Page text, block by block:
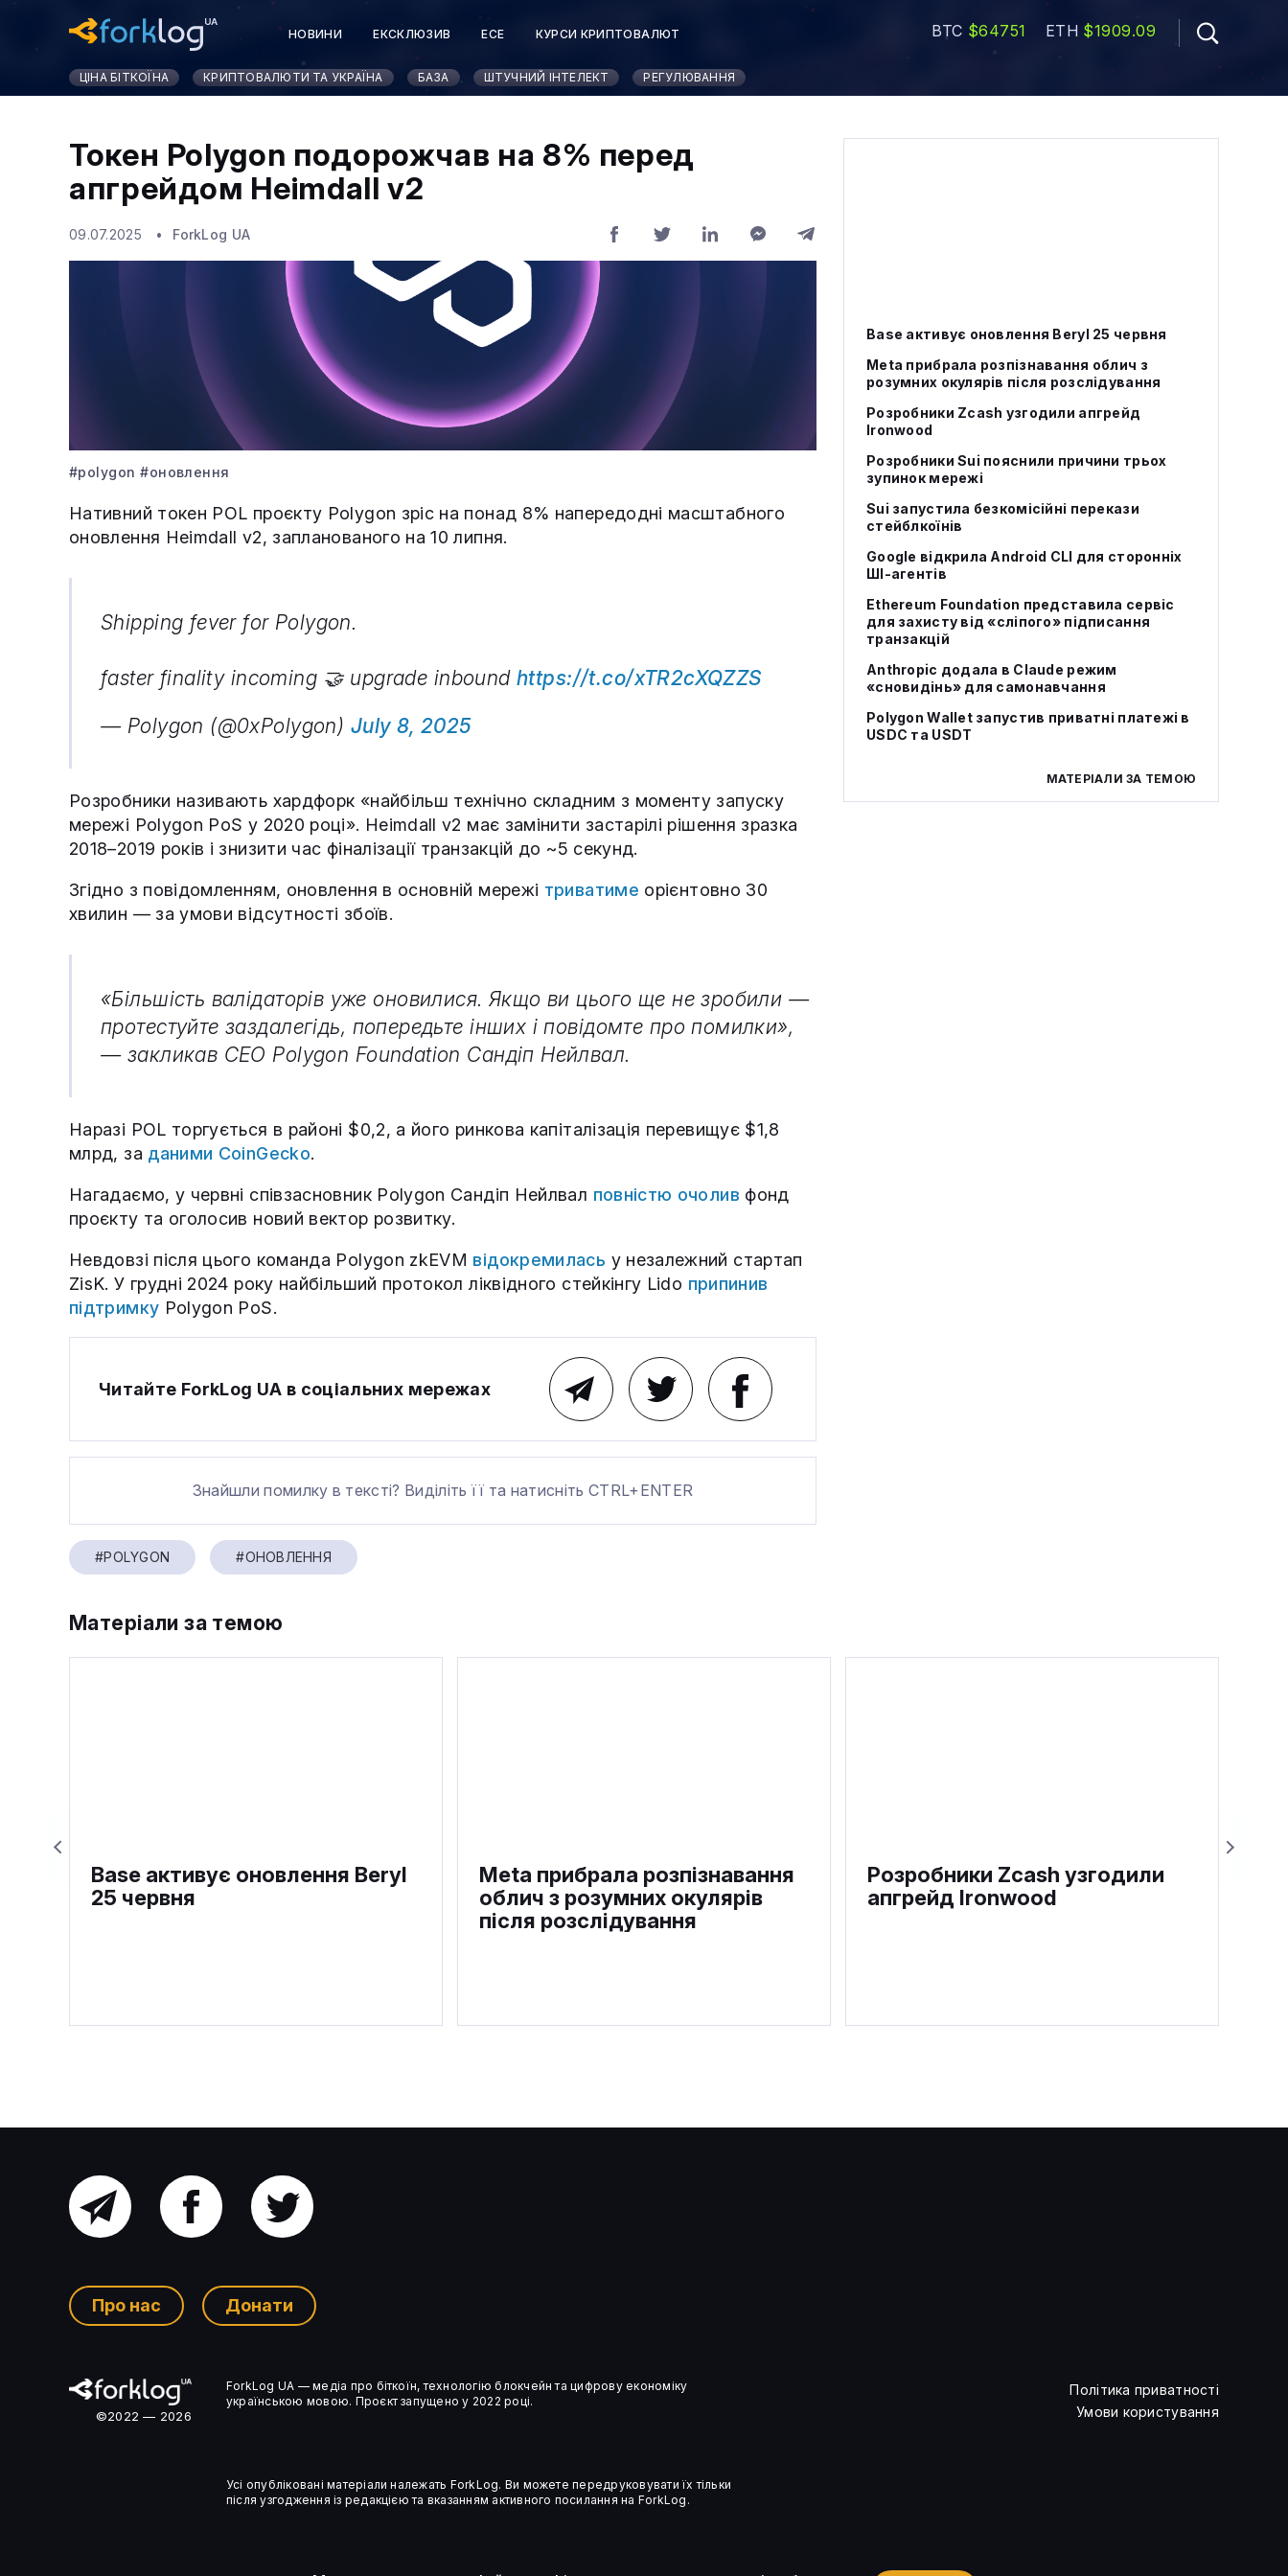
НОВИНИ ЕКСКЛЮЗИВ ЕСЕ КУРСИ КРИПТОВАЛЮТ BTC $64751 ETH $1909.09
ЦІНА БІТКОЇНА КРИПТОВАЛЮТИ ТА УКРАЇНА БАЗА ШТУЧНИЙ ІНТЕЛЕКТ РЕГУЛЮВАННЯ
Base активує оновлення Beryl 25 червня
Meta прибрала розпізнавання облич з
розумних окулярів після розслідування
Розробники Zcash узгодили апгрейд
Ironwood
Розробники Sui пояснили причини трьох
зупинок мережі
Sui запустила безкомісійні перекази
стейблкоїнів
Google відкрила Android CLI для сторонніх
ШІ-агентів
Ethereum Foundation представила сервіс
для захисту від «сліпого» підписання
транзакцій
Anthropic додала в Claude режим
«сновидінь» для самонавчання
Polygon Wallet запустив приватні платежі в
USDC та USDT
МАТЕРІАЛИ ЗА ТЕМОЮ
Токен Polygon подорожчав на 8% перед
апгрейдом Heimdall v2
09.07.2025 ForkLog UA
#polygon #оновлення
Нативний токен POL проєкту Polygon зріс на понад 8% напередодні масштабного
оновлення Heimdall v2, запланованого на 10 липня.
Shipping fever for Polygon.
faster finality incoming 🤝 upgrade inboundhttps://t.co/xTR2cXQZZS
— Polygon (@0xPolygon) July 8, 2025
Розробники називають хардфорк «найбільш технічно складним з моменту запуску
мережі Polygon PoS у 2020 році». Heimdall v2 має замінити застарілі рішення зразка
2018–2019 років і знизити час фіналізації транзакцій до ~5 секунд.
Згідно з повідомленням, оновлення в основній мережі триватиме орієнтовно 30
хвилин — за умови відсутності збоїв.
«Більшість валідаторів уже оновилися. Якщо ви цього ще не зробили —
протестуйте заздалегідь, попередьте інших і повідомте про помилки»,
— закликав CEO Polygon Foundation Сандіп Нейлвал.
Наразі POL торгується в районі $0,2, а його ринкова капіталізація перевищує $1,8
млрд, за даними CoinGecko.
Нагадаємо, у червні співзасновник Polygon Сандіп Нейлвал повністю очолив фонд
проєкту та оголосив новий вектор розвитку.
Невдовзі після цього команда Polygon zkEVM відокремилась у незалежний стартап
ZisK. У грудні 2024 року найбільший протокол ліквідного стейкінгу Lido припинив
підтримку Polygon PoS.
Читайте ForkLog UA в соціальних мережах
Знайшли помилку в тексті? Виділіть її та натисніть CTRL+ENTER
#POLYGON #ОНОВЛЕННЯ
Матеріали за темою
Base активує оновлення Beryl
25 червня
Meta прибрала розпізнавання
облич з розумних окулярів
після розслідування
Розробники Zcash узгодили
апгрейд Ironwood
Головний
Ком’юніті-
чат
Facebook
Про нас Донати
©2022 — 2026
ForkLog UA — медіа про біткоїн, технологію блокчейн та цифрову економіку
українською мовою. Проєкт запущено у 2022 році.
Політика приватності
Умови користування
Усі опубліковані матеріали належать ForkLog. Ви можете передруковувати їх тільки
після узгодження із редакцією та вказанням активного посилання на ForkLog.